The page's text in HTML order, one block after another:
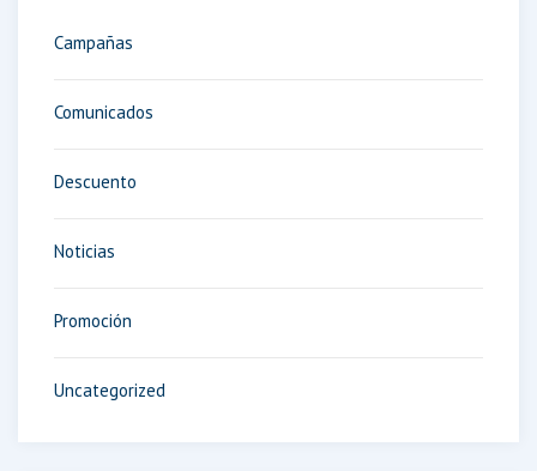
Campañas
Comunicados
Descuento
Noticias
Promoción
Uncategorized